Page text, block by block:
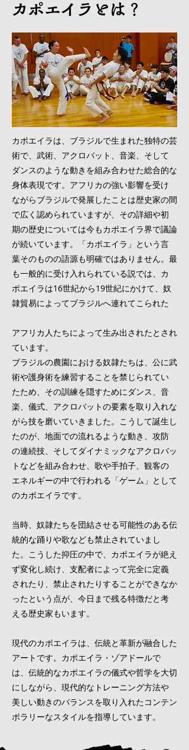
カポエイラとは？
カポエイラは、ブラジルで生まれた独特の芸
術で、武術、アクロバット、音楽、そして
ダンスのような動きを組み合わせた総合的な
身体表現です。アフリカの強い影響を受け
ながらブラジルで発展したことは歴史家の間
で広く認められていますが、その詳細や初
期の歴史については今もカポエイラ界で議論
が続いています。「カポエイラ」という言
葉そのものの語源も明確ではありません。最
も一般的に受け入れられている説では、カ
ポエイラは16世紀から19世紀にかけて、奴
隷貿易によってブラジルへ連れてこられた
アフリカ人たちによって生み出されたとされ
ています。
ブラジルの農園における奴隷たちは、公に武
術や護身術を練習することを禁じられてい
たため、その訓練を隠すためにダンス、音
楽、儀式、アクロバットの要素を取り入れな
がら技を磨いていきました。こうして誕生し
たのが、地面での流れるような動き、攻防
の連続技、そしてダイナミックなアクロバッ
トなどを組み合わせ、歌や手拍子、観客の
エネルギーの中で行われる「ゲーム」として
のカポエイラです。
当時、奴隷たちを団結させる可能性のある伝
統的な踊りや歌なども禁止されていまし
た。こうした抑圧の中で、カポエイラが絶え
ず変化し続け、支配者によって完全に定義
されたり、禁止されたりすることができなか
ったという点が、今日まで残る特徴だと考
える歴史家もいます。
現代のカポエイラは、伝統と革新が融合した
アートです。カポエイラ・ゾアドールで
は、伝統的なカポエイラの儀式や哲学を大切
にしながら、現代的なトレーニング方法や
美しい動きのバランスを取り入れたコンテン
ポラリーなスタイルを指導しています。